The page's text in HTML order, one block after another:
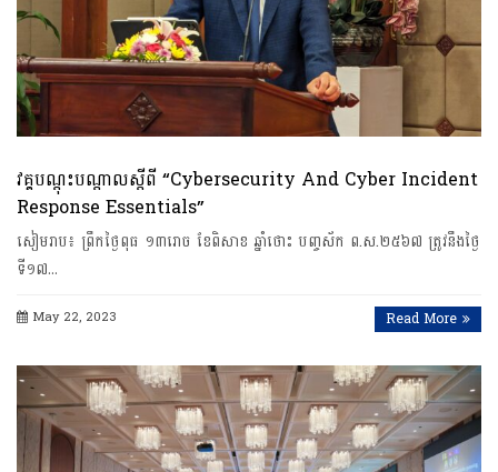
វគ្គបណ្តុះបណ្តាលស្តីពី “Cybersecurity And Cyber Incident
Response Essentials”
សៀមរាប​៖ ​ព្រឹក​ថ្ងៃពុធ​ ​១​៣​រោច​ ​ខែពិសាខ​ ​ឆ្នាំថោះ​ បញ្ចស័ក​ ​ព​.​ស​.​២​៥​៦​៧​ ​ត្រូវនឹង​ថ្ងៃ​
ទី​១​៧​…
May 22, 2023 Read More